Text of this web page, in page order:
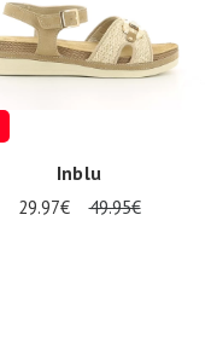
Inblu
29.97€ 49.95€